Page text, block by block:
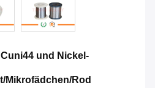
und Nickel-
Mikrofädchen/Rod